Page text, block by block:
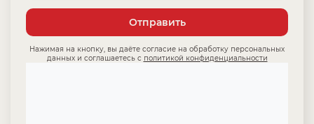
Отправить
Нажимая на кнопку, вы даёте согласие на обработку персональных
данных и соглашаетесь с политикой конфиденциальности